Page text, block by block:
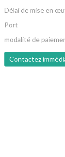
Délai de mise en
Port
modalité de
Contactez